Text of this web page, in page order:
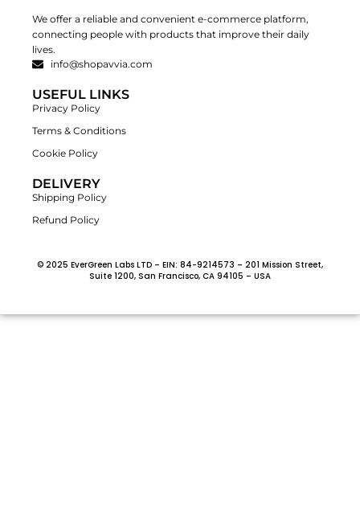
We offer a reliable and convenient e-commerce platform,
connecting people with products that improve their daily
lives.
info@shopavvia.com
USEFUL LINKS
Privacy Policy
Terms & Conditions
Cookie Policy
DELIVERY
Shipping Policy
Refund Policy
© 2025 EverGreen Labs LTD – EIN: 84-9214573 – 201 Mission Street,
Suite 1200, San Francisco, CA 94105 – USA